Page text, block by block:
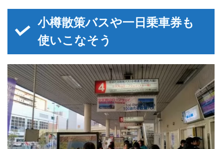
小樽散策バスや一日乗車券も
使いこなそう